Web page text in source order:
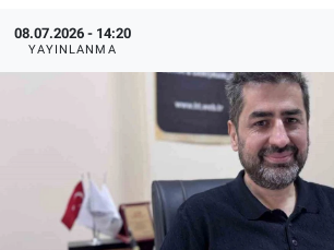
08.07.2026 - 14:20
YAYINLANMA